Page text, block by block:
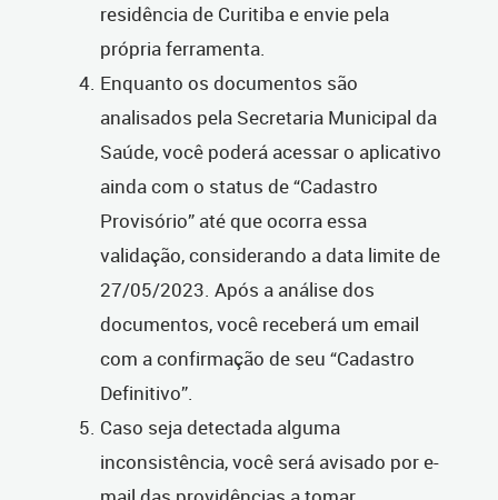
residência de Curitiba e envie pela
própria ferramenta.
Enquanto os documentos são
analisados pela Secretaria Municipal da
Saúde, você poderá acessar o aplicativo
ainda com o status de “Cadastro
Provisório” até que ocorra essa
validação, considerando a data limite de
27/05/2023. Após a análise dos
documentos, você receberá um email
com a confirmação de seu “Cadastro
Definitivo”.
Caso seja detectada alguma
inconsistência, você será avisado por e-